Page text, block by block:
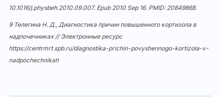
10.1016/j.physbeh.2010.09.007. Epub 2010 Sep 16. PMID: 20849868.
9 Телегина Н. Д., Диагностика причин повышенного кортизола в
надпочечниках // Электронные ресурс
https://centrmrt.spb.ru/diagnostika-prichin-povyshennogo-kortizola-v-
nadpochechnikah